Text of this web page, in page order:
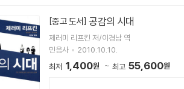
[중고 도서] 공감의 시대
제러미 리프킨 저/이경남 역
민음사
2010.10.10.
최저 1,400원 최고 55,600원